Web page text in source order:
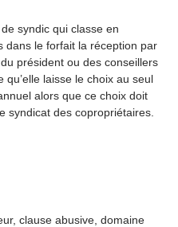
syndic qui classe en
dans le forfait la réception par
président ou des conseillers
laisse le choix au seul
alors que ce choix doit
syndicat des copropriétaires.
clause abusive, domaine